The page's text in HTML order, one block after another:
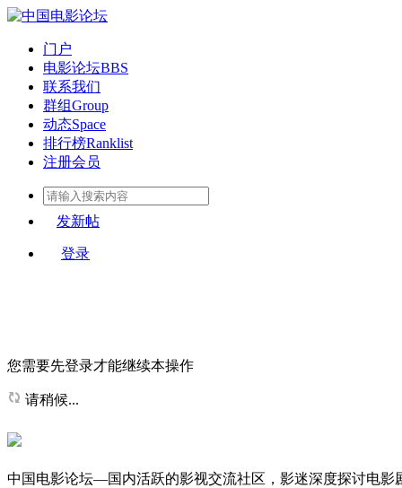
门户
电影论坛BBS
联系我们
群组Group
动态Space
排行榜Ranklist
注册会员
发新帖
登录
您需要先登录才能继续本操作
请稍候...
中国电影论坛—国内活跃的影视交流社区，影迷深度探讨电